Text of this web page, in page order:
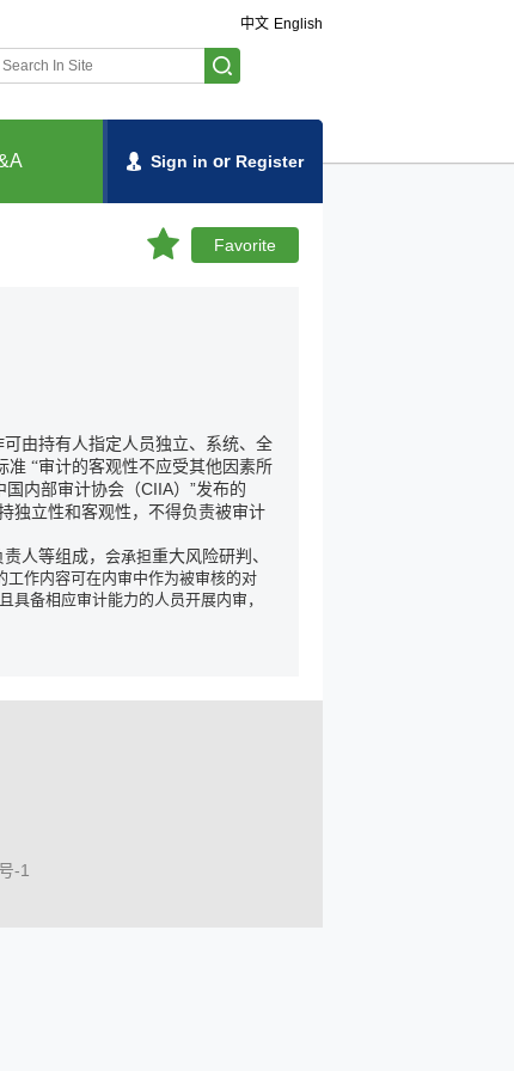
中文 English
Sign in or Register
Favorite
由持有人指定人员独立、系统、全
准 “审计的客观性不应受其他因素所
国内部审计协会（CIIA） ”发布的
独立性和客观性，不得负责被审计
人等组成， 会承担重大风险研判、
工作内容可在内审中作为被审核的对
备相应审计能力的人员开展内审，
-1